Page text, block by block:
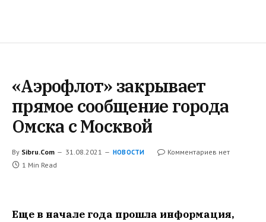
«Аэрофлот» закрывает
прямое сообщение города
Омска с Москвой
By Sibru.Com 31.08.2021 НОВОСТИ
Комментариев нет
1 Min Read
Еще в начале года прошла информация,